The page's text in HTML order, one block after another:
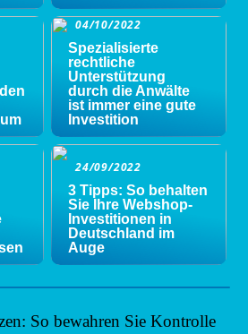
04/10/2022
Spezialisierte
rechtliche
Unterstützung
durch die Anwälte
ist immer eine gute
Investition
24/09/2022
3 Tipps: So behalten
Sie Ihre Webshop-
Investitionen in
Deutschland im
Auge
So bewahren Sie Kontrolle